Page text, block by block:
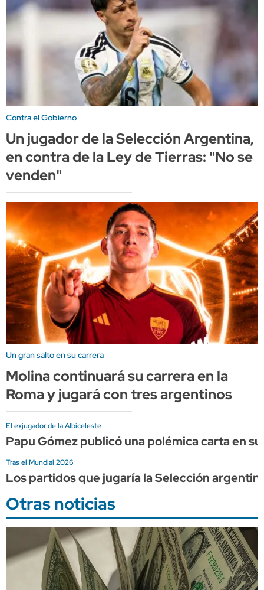
Contra el Gobierno
Un jugador de la Selección Argentina,
en contra de la Ley de Tierras: "No se
venden"
Un gran salto en su carrera
Molina continuará su carrera en la
Roma y jugará con tres argentinos
El exjugador de la Albiceleste
Papu Gómez publicó una polémica carta en
Tras el Mundial 2026
Los partidos que jugaría la Selección
Otras noticias